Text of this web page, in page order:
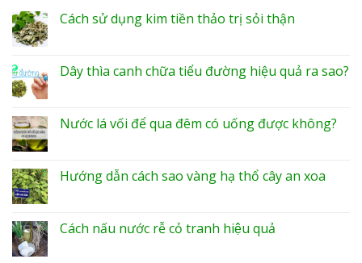
Cách sử dụng kim tiền thảo trị sỏi thận
Dây thìa canh chữa tiểu đường hiệu quả ra sao?
Nước lá vối để qua đêm có uống được không?
Hướng dẫn cách sao vàng hạ thổ cây an xoa
Cách nấu nước rễ cỏ tranh hiệu quả